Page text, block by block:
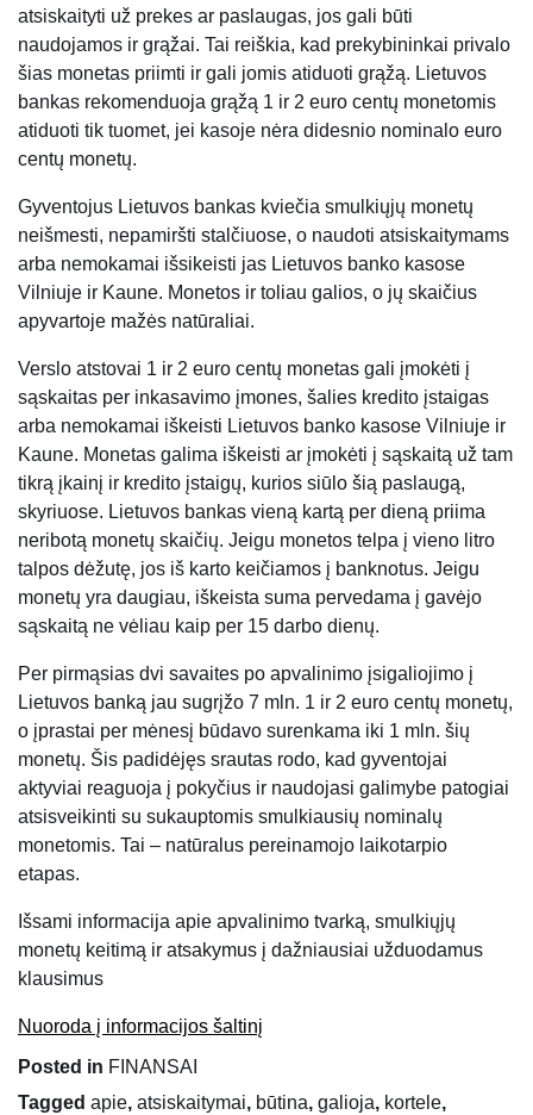
atsiskaityti už prekes ar paslaugas, jos gali būti
naudojamos ir grąžai. Tai reiškia, kad prekybininkai privalo
šias monetas priimti ir gali jomis atiduoti grąžą. Lietuvos
bankas rekomenduoja grąžą 1 ir 2 euro centų monetomis
atiduoti tik tuomet, jei kasoje nėra didesnio nominalo euro
centų monetų.
Gyventojus Lietuvos bankas kviečia smulkiųjų monetų
neišmesti, nepamiršti stalčiuose, o naudoti atsiskaitymams
arba nemokamai išsikeisti jas Lietuvos banko kasose
Vilniuje ir Kaune. Monetos ir toliau galios, o jų skaičius
apyvartoje mažės natūraliai.
Verslo atstovai 1 ir 2 euro centų monetas gali įmokėti į
sąskaitas per inkasavimo įmones, šalies kredito įstaigas
arba nemokamai iškeisti Lietuvos banko kasose Vilniuje ir
Kaune. Monetas galima iškeisti ar įmokėti į sąskaitą už tam
tikrą įkainį ir kredito įstaigų, kurios siūlo šią paslaugą,
skyriuose. Lietuvos bankas vieną kartą per dieną priima
neribotą monetų skaičių. Jeigu monetos telpa į vieno litro
talpos dėžutę, jos iš karto keičiamos į banknotus. Jeigu
monetų yra daugiau, iškeista suma pervedama į gavėjo
sąskaitą ne vėliau kaip per 15 darbo dienų.
Per pirmąsias dvi savaites po apvalinimo įsigaliojimo į
Lietuvos banką jau sugrįžo 7 mln. 1 ir 2 euro centų monetų,
o įprastai per mėnesį būdavo surenkama iki 1 mln. šių
monetų. Šis padidėjęs srautas rodo, kad gyventojai
aktyviai reaguoja į pokyčius ir naudojasi galimybe patogiai
atsisveikinti su sukauptomis smulkiausių nominalų
monetomis. Tai – natūralus pereinamojo laikotarpio
etapas.
Išsami informacija apie apvalinimo tvarką, smulkiųjų
monetų keitimą ir atsakymus į dažniausiai užduodamus
klausimus
Nuoroda į informacijos šaltinį
Posted in FINANSAI
Tagged apie, atsiskaitymai, būtina, galioja, kortele,